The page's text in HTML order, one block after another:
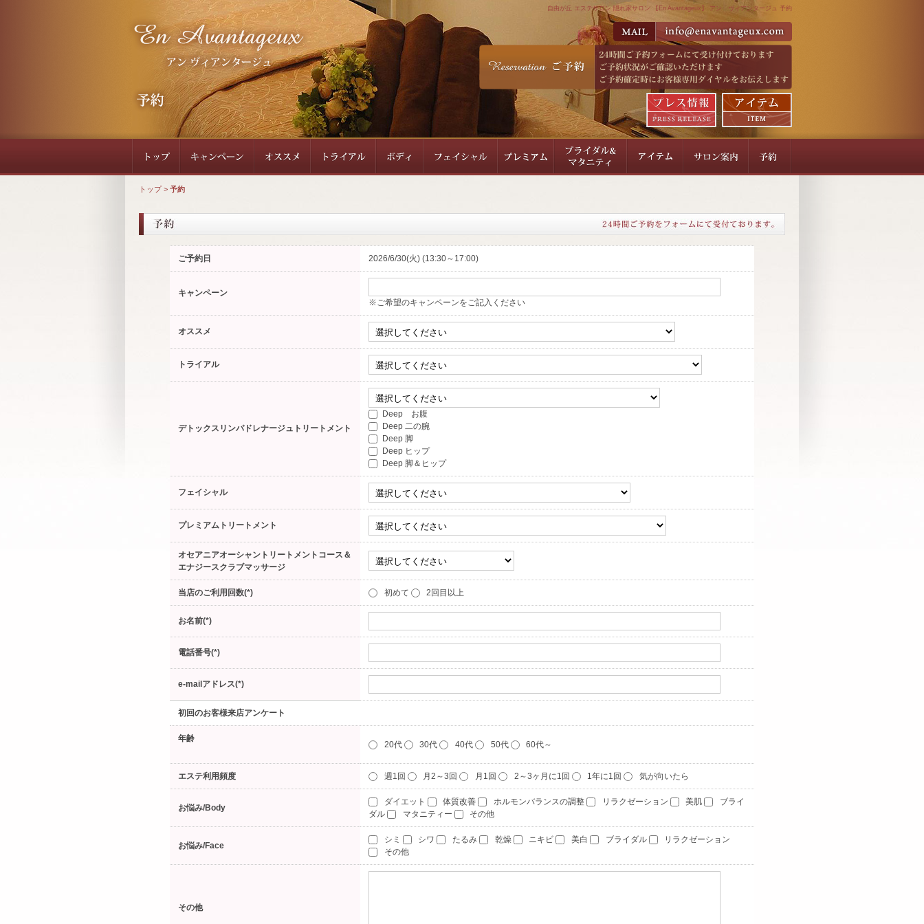
自由が丘 エステサロン 隠れ家サロン 【En Avantageux】 アン ヴィアンタージュ 予約
トップ> 予約
ご予約日 2026/6/30(火) (13:30～17:00)
キャンペーン
※ご希望のキャンペーンをご記入ください
オススメ
トライアル
デトックスリンパドレナージュトリートメント
Deep お腹
Deep 二の腕
Deep 脚
Deep ヒップ
Deep 脚＆ヒップ
フェイシャル
プレミアムトリートメント
オセアニアオーシャントリートメントコース＆
エナジースクラブマッサージ
当店のご利用回数(*) 初めて 2回目以上
お名前(*)
電話番号(*)
e-mailアドレス(*)
初回のお客様来店アンケート
年齢
20代 30代 40代 50代 60代～
エステ利用頻度 週1回 月2～3回 月1回 2～3ヶ月に1回 1年に1回 気が向いたら
お悩み/Body
ダイエット 体質改善 ホルモンバランスの調整 リラクゼーション 美肌
ブライ
ダル
マタニティー その他
お悩み/Face
シミ シワ たるみ 乾燥 ニキビ 美白 ブライダル
リラクゼーション
その他
その他